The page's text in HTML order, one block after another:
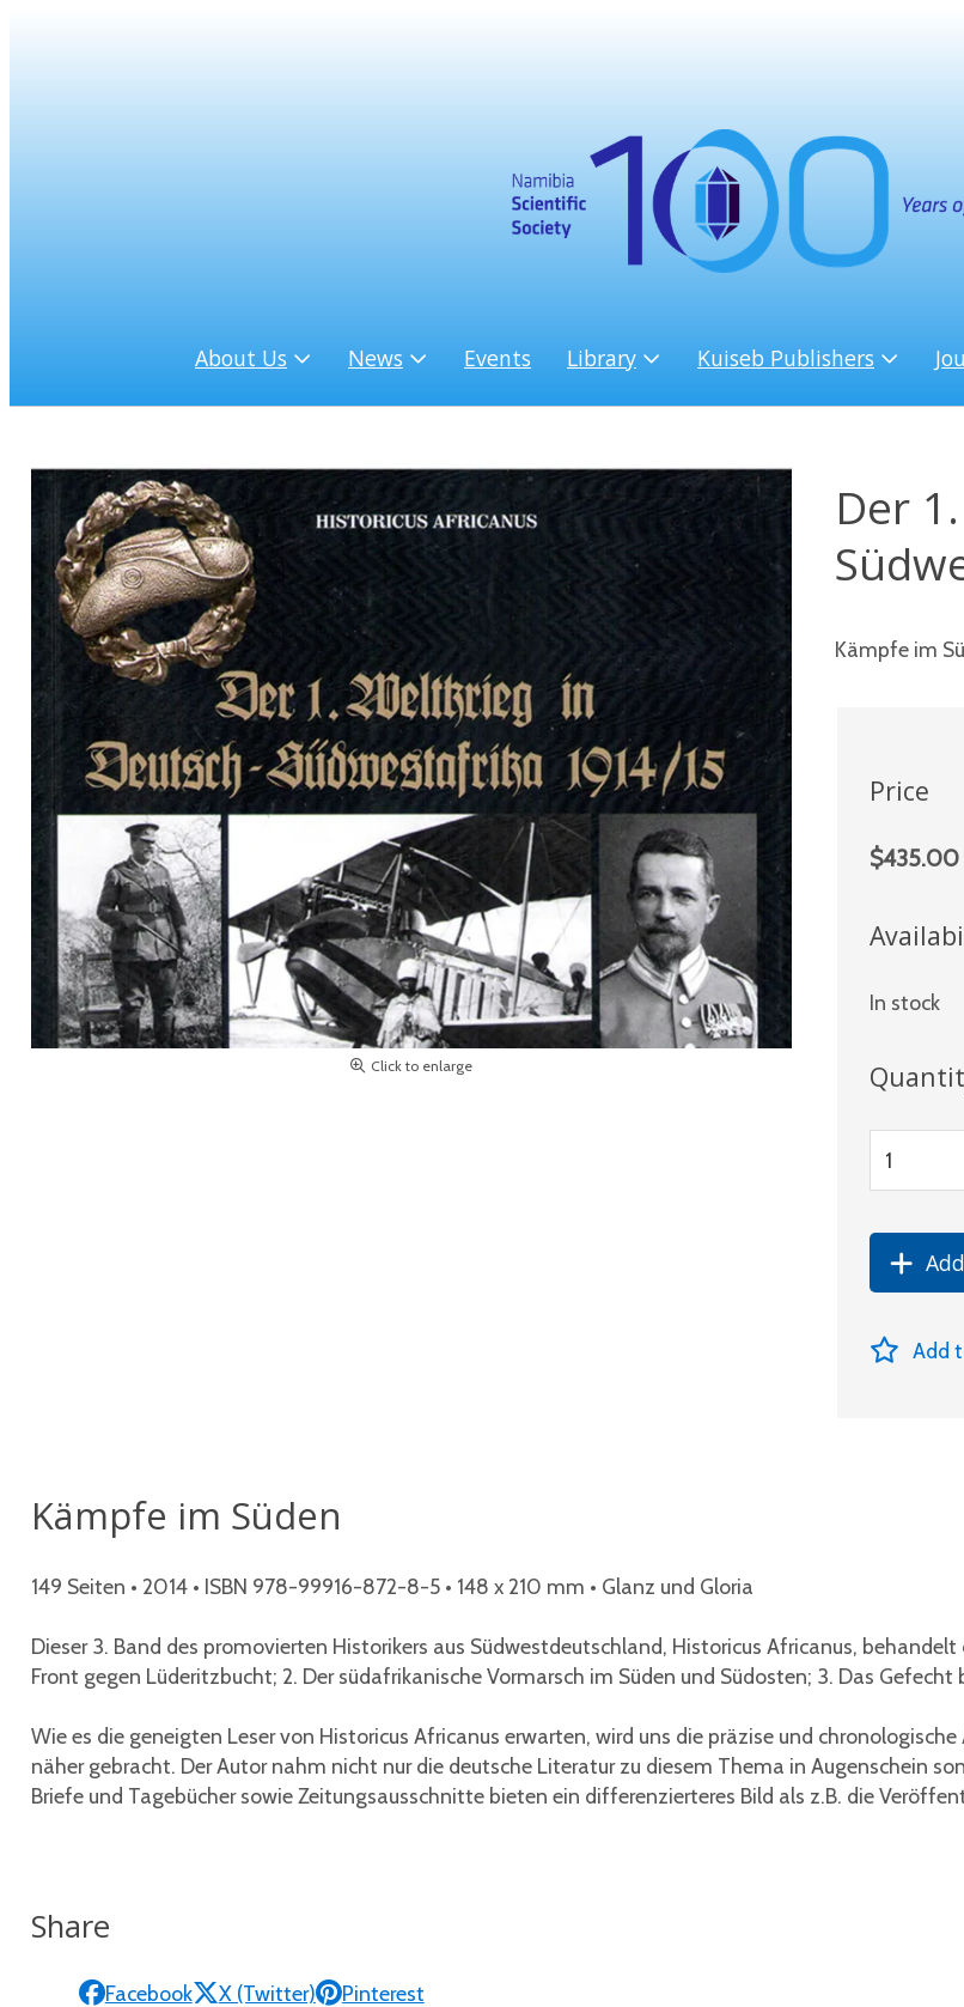
About Us News Events Library Kuiseb Publishers
Click to enlarge
Der
Kämpfe im
Price
$435.00
In stock
Add
Kämpfe im Süden
149 Seiten • 2014 • ISBN 978-99916-872-8-5 • 148 x 210 mm • Glanz und Gloria
Dieser 3. Band des promovierten Historikers aus Südwestdeutschland, Historicus Africanus,
Front gegen Lüderitzbucht; 2. Der südafrikanische Vormarsch im Süden und Südosten; 3. Das Gefecht
Wie es die geneigten Leser von Historicus Africanus erwarten, wird uns die präzise und
näher gebracht. Der Autor nahm nicht nur die deutsche Literatur zu diesem Thema in Augenschein
Briefe und Tagebücher sowie Zeitungsausschnitte bieten ein differenzierteres Bild als z.B. die
Share
Facebook X (Twitter) Pinterest